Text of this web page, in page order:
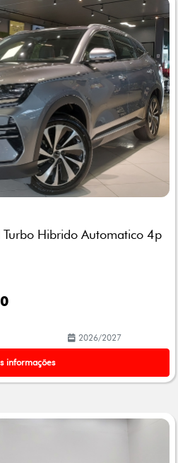
Hibrido Automatico 4p
2026/2027
informações